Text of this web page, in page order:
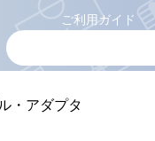
ご利用ガイド
・アダプタ